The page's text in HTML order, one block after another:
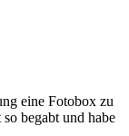
eine Fotobox zu
begabt und habe